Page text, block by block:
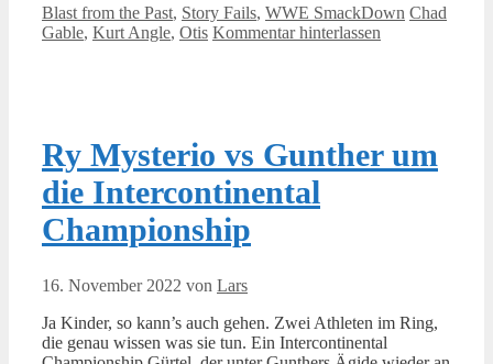
Kategorien
Blast from the Past, Story Fails, WWE SmackDown Chad
Gable, Kurt Angle, Otis Kommentar hinterlassen
Ry Mysterio vs Gunther um
die Intercontinental
Championship
16. November 2022 von Lars
Ja Kinder, so kann’s auch gehen. Zwei Athleten im Ring,
die genau wissen was sie tun. Ein Intercontinental